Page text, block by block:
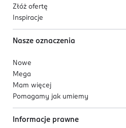
Złóż ofertę
Inspiracje
Nasze oznaczenia
Nowe
Mega
Mam więcej
Pomagamy jak umiemy
Informacje prawne